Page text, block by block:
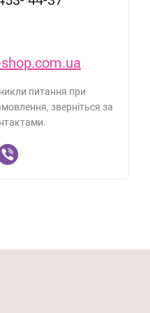
питання при
зверніться за